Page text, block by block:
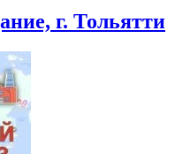
г. Тольятти